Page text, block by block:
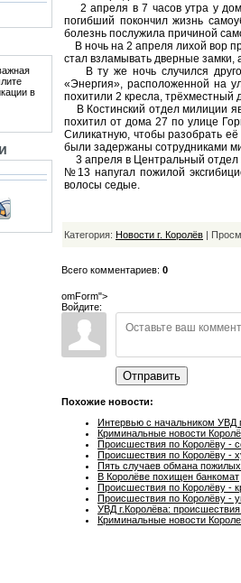
в
2 апреля в 7 часов утра у
погибший покончил жизнь
болезнь послужила причиной
В ночь на 2 апреля лихой вор
стал взламывать дверные
В ту же ночь случился
«Энергия», расположенной на
похитили 2 кресла,
В Костинский отдел милиции
похитил от дома 27 по улице
Силикатную, чтобы разобрать
были задержаны сотрудниками
3 апреля в Центральный отдел
№13 напугал пожилой
волосы седые.
Категория: Новости г. Королёв |
Всего комментариев: 0
omForm">
Войдите:
Отправить
Похожие новости:
Интервью с начальником УВД
Криминальные новости
Происшествия по Королёву -
Происшествия по Королёву -
Пять случаев обмана
В Королёве похищен банкомат
Происшествия по Королёву -
Происшествия по Королёву -
УВД г.Королёва:
Криминальные новости